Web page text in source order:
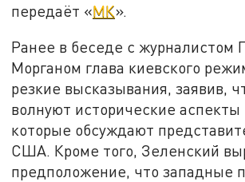
передаёт «МК».
Ранее в беседе с журналистом
Морганом глава киевского
резкие высказывания, заявив,
волнуют исторические
которые обсуждают
США. Кроме того, Зеленский
предположение, что западные